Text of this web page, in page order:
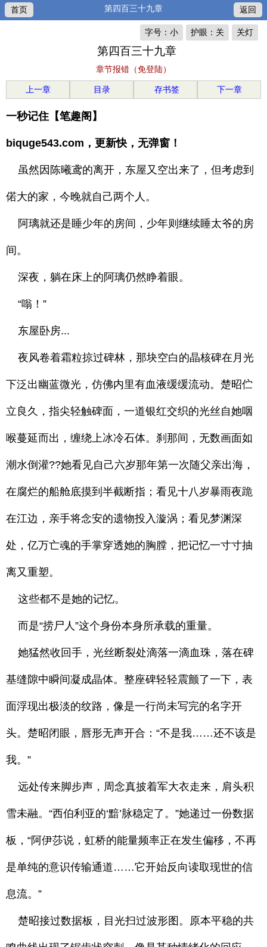
首页 第四百三十九章 返回
关灯
护眼：关
字号：小
第四百三十九章
章节报错（免登陆）
上一章 目录 存书签 下一章
一秒记住【笔趣阁】
biquge543.com，更新快，无弹窗！
虽然因陈曦鸢的离开，东屋又空出来了，但考虑到
偌大的家，今晚就自己两个人。
阿璃就还是睡少年的房间，少年则继续睡太爷的房
间。
深夜，躺在床上的阿璃仍然睁着眼。
“嗡！”
东屋卧房...
夜风卷着霜粒掠过碑林，那块空白的晶核碑在月光
下泛出幽蓝微光，仿佛内里有血液缓缓流动。楚昭伫
立良久，指尖轻触碑面，一道银红交织的光丝自她咽
喉蔓延而出，缠绕上冰冷石体。刹那间，无数画面如
潮水倒灌??她看见自己六岁那年第一次随父亲出海，
在腐烂的船舱底摸到半截断指；看见十八岁暴雨夜跪
在江边，亲手将念安的遗物投入漩涡；看见梦渊深
处，亿万亡魂的手掌穿透她的胸膛，把记忆一寸寸抽
离又重塑。
这些都不是她的记忆。
而是“捞尸人”这个身份本身所承载的重量。
她猛然收回手，光丝断裂处滴落一滴血珠，落在碑
基缝隙中瞬间凝成晶体。整座碑轻轻震颤了一下，表
面浮现出极淡的纹路，像是一行尚未写完的名字开
头。楚昭闭眼，唇形无声开合：“不是我……还不该是
我。”
远处传来脚步声，周念真披着军大衣走来，肩头积
雪未融。“西伯利亚的‘黯’脉稳定了。”她递过一份数据
板，“阿伊莎说，虹桥的能量频率正在发生偏移，不再
是单纯的意识传输通道……它开始反向读取现世的信
息流。”
楚昭接过数据板，目光扫过波形图。原本平稳的共